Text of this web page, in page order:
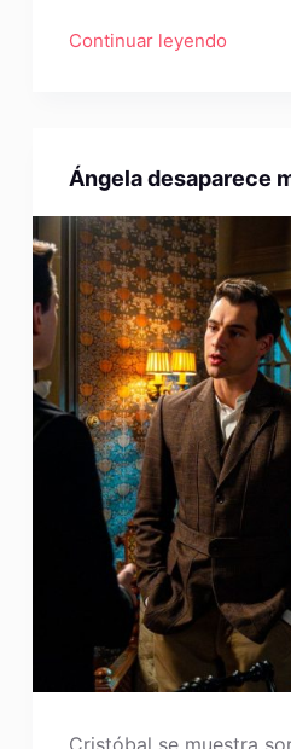
Continuar leyendo
Ángela desaparece
Cristóbal se muestra